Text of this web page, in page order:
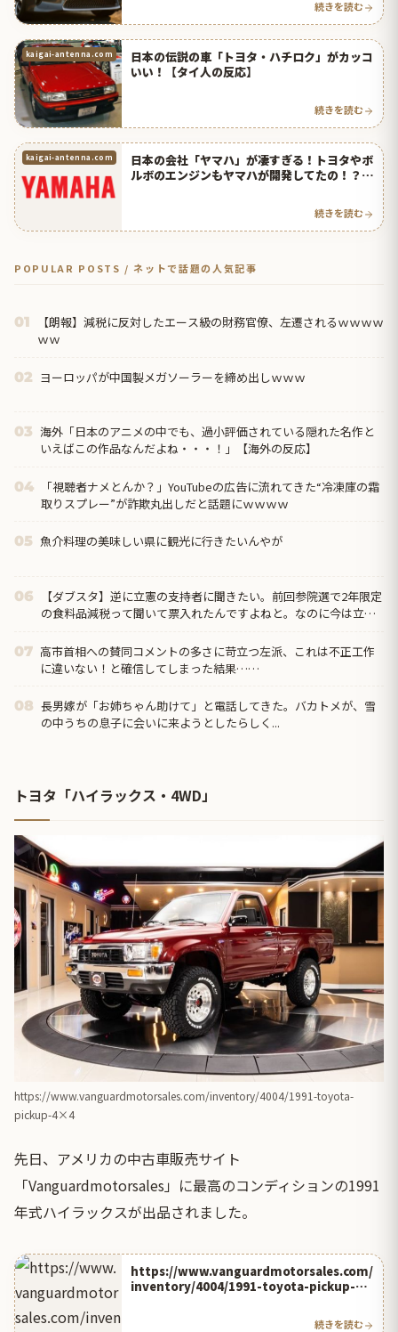
続きを読む
kaigai-antenna.com
日本の伝説の車「トヨタ・ハチロク」がカッコ
いい！【タイ人の反応】
続きを読む
kaigai-antenna.com
日本の会社「ヤマハ」が凄すぎる！トヨタやボ
ルボのエンジンもヤマハが開発してたの！？
続きを読む
POPULAR POSTS / ネットで話題の人気記事
01
【朗報】減税に反対したエース級の財務官僚、左遷されるｗｗｗｗ
ｗｗ
02 ヨーロッパが中国製メガソーラーを締め出しｗｗｗ
03 海外「日本のアニメの中でも、過小評価されている隠れた名作と
いえばこの作品なんだよね・・・！」【海外の反応】
04
「視聴者ナメとんか？」YouTubeの広告に流れてきた“冷凍庫の霜
取りスプレー”が詐欺丸出しだと話題にｗｗｗｗ
05 魚介料理の美味しい県に観光に行きたいんやが
06
【ダブスタ】逆に立憲の支持者に聞きたい。前回参院選で2年限定
の食料品減税って聞いて票入れたんですよねと。なのに今は立憲
07 高市首相への賛同コメントの多さに苛立つ左派、これは不正工作
に違いない！と確信してしまった結果……
08 長男嫁が「お姉ちゃん助けて」と電話してきた。バカトメが、雪
の中うちの息子に会いに来ようとしたらしく...
トヨタ「ハイラックス・4WD」
https://www.vanguardmotorsales.com/inventory/4004/1991-toyota-
pickup-4×4
先日、アメリカの中古車販売サイト
「Vanguardmotorsales」に最高のコンディションの1991
年式ハイラックスが出品されました。
https://www.vanguardmotorsales.com/
inventory/4004/1991-toyota-pickup-
続きを読む